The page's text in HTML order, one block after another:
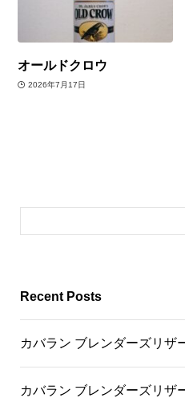
オールドクロウ
2026年7月17日
Recent Posts
カバラン ブレンダーズリザ
カバラン ブレンダーズリザ